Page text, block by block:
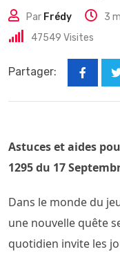
Par Frédy
3
47549 Visites
Partager:
Astuces et aides
1295 du 17
Dans le monde du
une nouvelle quête
quotidien invite les